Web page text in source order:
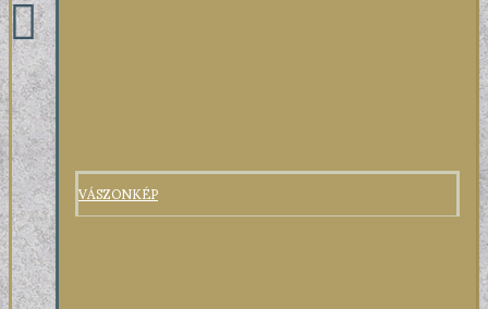
VÁSZONKÉP